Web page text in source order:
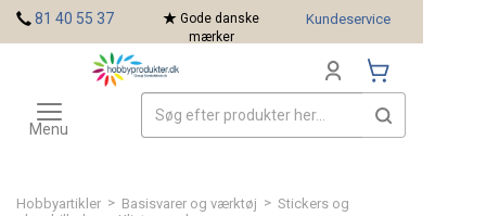
Hobbyartikler > Basisvarer og værktøj > Stickers og
81 40 55 37
Gode danske
mærker
Kundeservice
Toggle
navigation
Menu
Mærker